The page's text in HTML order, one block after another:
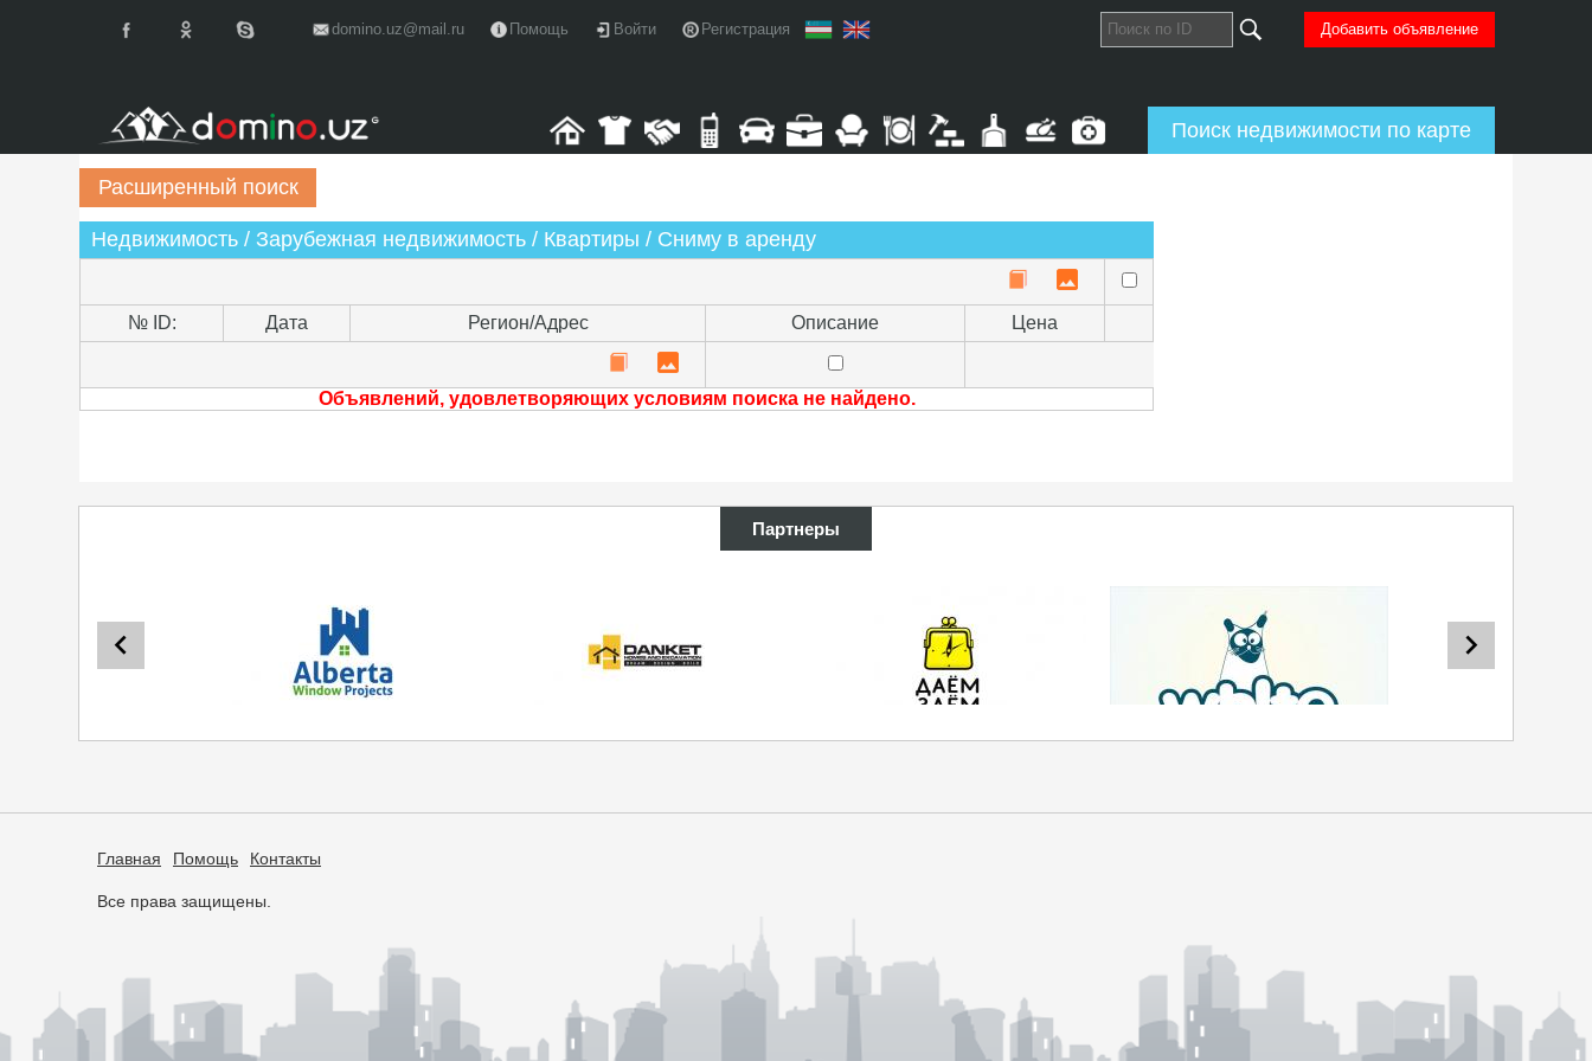
domino.uz@mail.ru Помощь Войти Регистрация Добавить объявление
Поиск недвижимости по карте
Недвижимость / Зарубежная недвижимость / Квартиры / Сниму в аренду
№ ID: Дата Регион/Адрес Описание Цена
Объявлений, удовлетворяющих условиям поиска не найдено.
Партнеры
Главная Помощь Контакты
Все права защищены.